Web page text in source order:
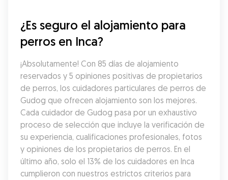
¿Es seguro el alojamiento para
perros en Inca?
¡Absolutamente! Con 85 días de alojamiento
reservados y 5 opiniones positivas de propietarios
de perros, los cuidadores particulares de perros de
Gudog que ofrecen alojamiento son los mejores.
Cada cuidador de Gudog pasa por un exhaustivo
proceso de selección que incluye la verificación de
su experiencia, cualificaciones profesionales, fotos
y opiniones de los propietarios de perros. En el
último año, solo el 13% de los cuidadores en Inca
cumplieron con nuestros estrictos criterios para